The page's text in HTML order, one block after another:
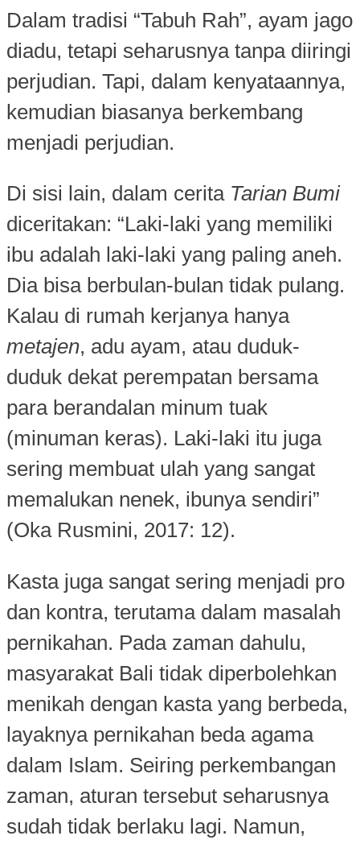
Dalam tradisi “Tabuh Rah”, ayam jago
diadu, tetapi seharusnya tanpa diiringi
perjudian. Tapi, dalam kenyataannya,
kemudian biasanya berkembang
menjadi perjudian.
Di sisi lain, dalam cerita Tarian Bumi
diceritakan: “Laki-laki yang memiliki
ibu adalah laki-laki yang paling aneh.
Dia bisa berbulan-bulan tidak pulang.
Kalau di rumah kerjanya hanya
metajen, adu ayam, atau duduk-
duduk dekat perempatan bersama
para berandalan minum tuak
(minuman keras). Laki-laki itu juga
sering membuat ulah yang sangat
memalukan nenek, ibunya sendiri”
(Oka Rusmini, 2017: 12).
Kasta juga sangat sering menjadi pro
dan kontra, terutama dalam masalah
pernikahan. Pada zaman dahulu,
masyarakat Bali tidak diperbolehkan
menikah dengan kasta yang berbeda,
layaknya pernikahan beda agama
dalam Islam. Seiring perkembangan
zaman, aturan tersebut seharusnya
sudah tidak berlaku lagi. Namun,